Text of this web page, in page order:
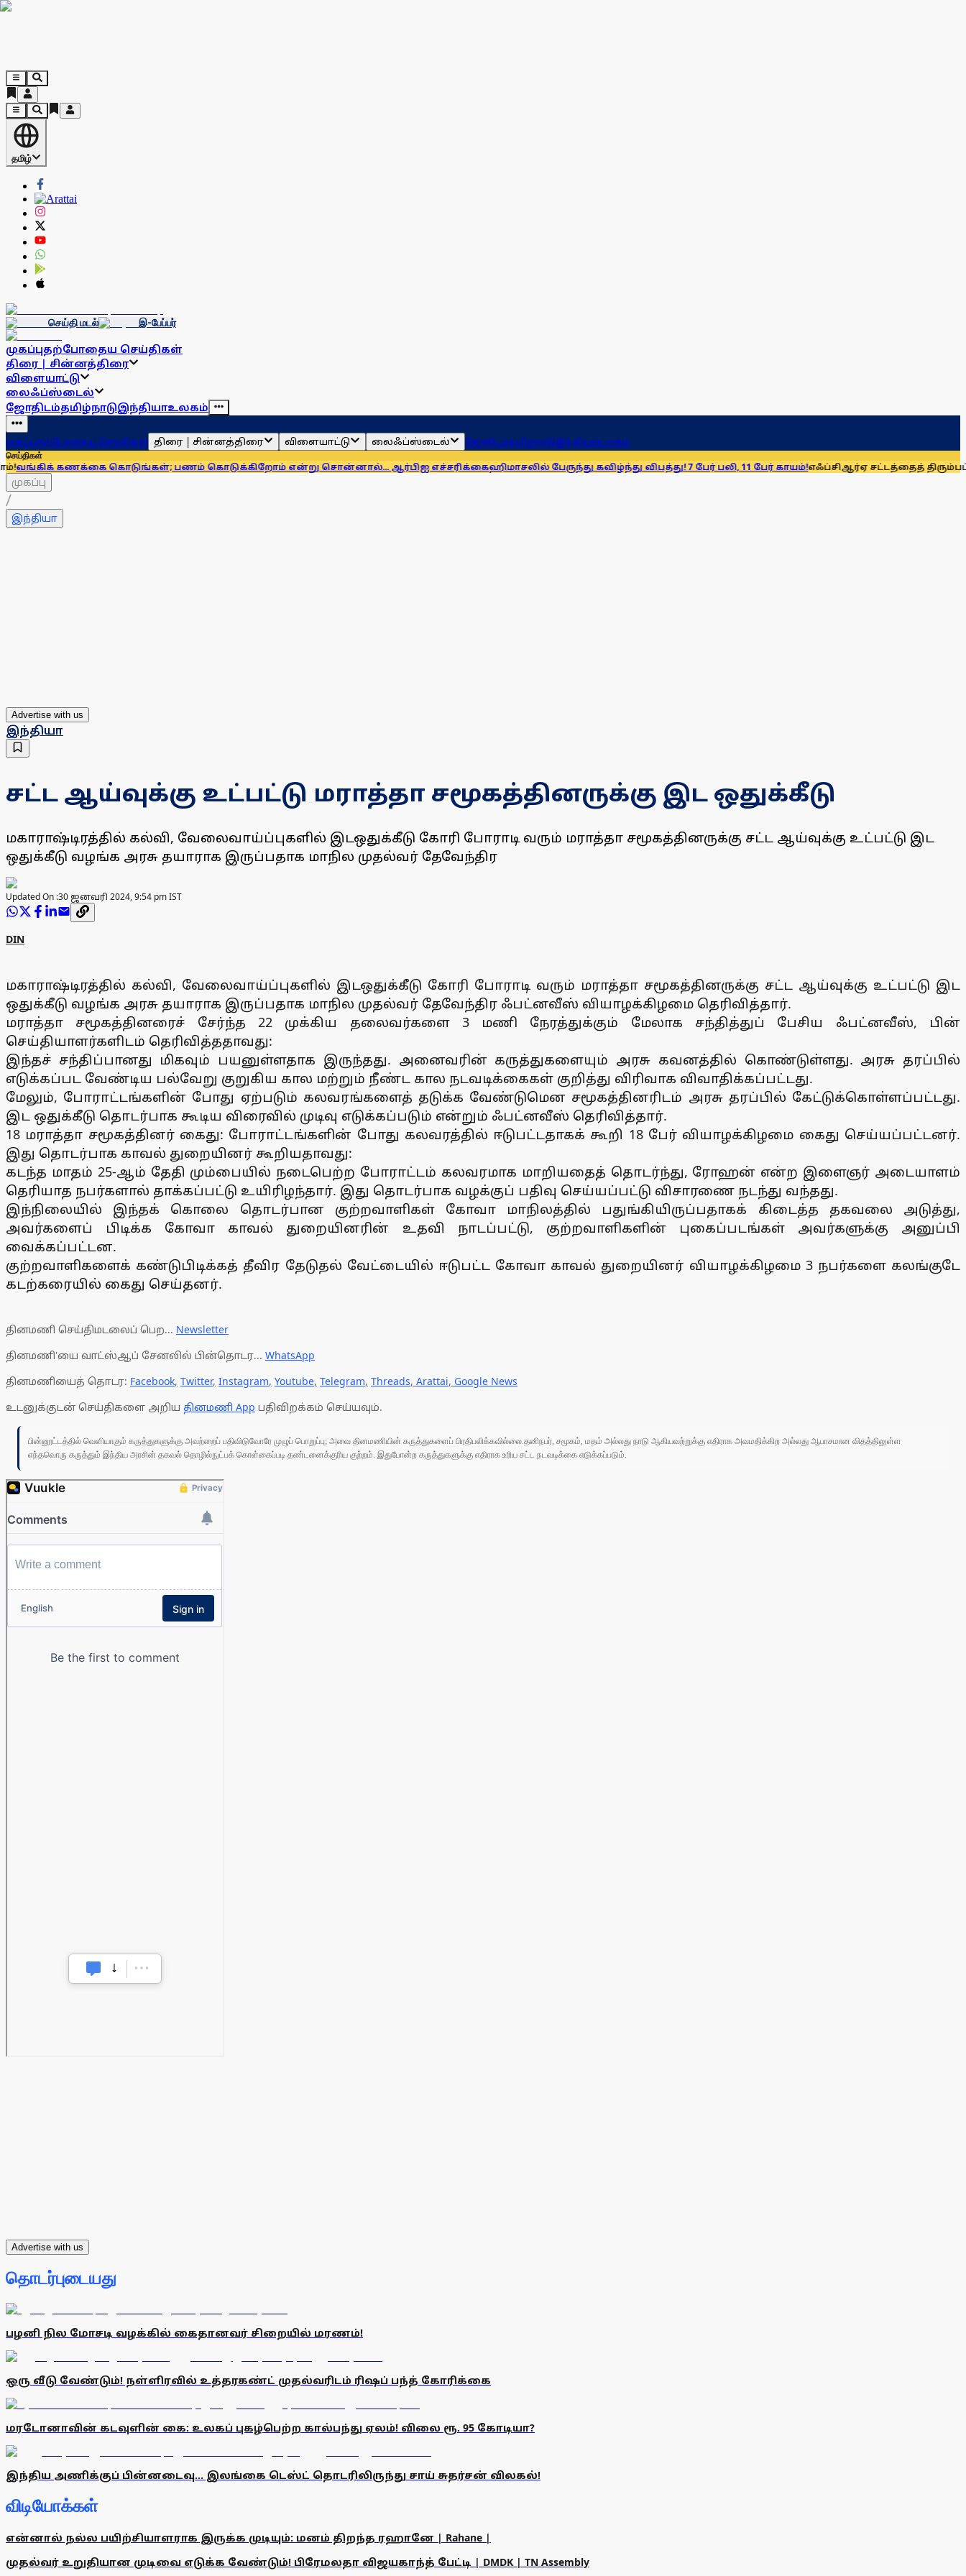
தமிழ்
செய்தி மடல் இ-பேப்பர்
முகப்புதற்போதைய செய்திகள்
திரை | சின்னத்திரை
விளையாட்டு
லைஃப்ஸ்டைல்
ஜோதிடம்தமிழ்நாடுஇந்தியாஉலகம்
முகப்புதற்போதைய செய்திகள் திரை | சின்னத்திரை விளையாட்டு லைஃப்ஸ்டைல் ஜோதிடம்தமிழ்நாடுஇந்தியாஉலகம்
செய்திகள்
கொடுங்கள்; பணம் கொடுக்கிறோம் என்று சொன்னால்... ஆர்பிஐ எச்சரிக்கைஹிமாசலில் பேருந்து கவிழ்ந்து விபத்து! 7 பேர் பலி, 11 பேர் காயம்!எஃப்சிஆர்ஏ சட்டத்தைத் திரும்பப் பெறுக:
முகப்பு
/
இந்தியா
Advertise with us
இந்தியா
சட்ட ஆய்வுக்கு உட்பட்டு மராத்தா சமூகத்தினருக்கு இட ஒதுக்கீடு
மகாராஷ்டிரத்தில் கல்வி, வேலைவாய்ப்புகளில் இடஒதுக்கீடு கோரி போராடி வரும் மராத்தா சமூகத்தினருக்கு சட்ட ஆய்வுக்கு உட்பட்டு இட
ஒதுக்கீடு வழங்க அரசு தயாராக இருப்பதாக மாநில முதல்வர் தேவேந்திர
Updated On :30 ஜனவரி 2024, 9:54 pm IST
DIN
மகாராஷ்டிரத்தில் கல்வி, வேலைவாய்ப்புகளில் இடஒதுக்கீடு கோரி போராடி வரும் மராத்தா சமூகத்தினருக்கு சட்ட ஆய்வுக்கு உட்பட்டு இட
ஒதுக்கீடு வழங்க அரசு தயாராக இருப்பதாக மாநில முதல்வர் தேவேந்திர ஃபட்னவீஸ் வியாழக்கிழமை தெரிவித்தார்.
மராத்தா சமூகத்தினரைச் சேர்ந்த 22 முக்கிய தலைவர்களை 3 மணி நேரத்துக்கும் மேலாக சந்தித்துப் பேசிய ஃபட்னவீஸ், பின்
செய்தியாளர்களிடம் தெரிவித்ததாவது:
இந்தச் சந்திப்பானது மிகவும் பயனுள்ளதாக இருந்தது. அனைவரின் கருத்துகளையும் அரசு கவனத்தில் கொண்டுள்ளது. அரசு தரப்பில்
எடுக்கப்பட வேண்டிய பல்வேறு குறுகிய கால மற்றும் நீண்ட கால நடவடிக்கைகள் குறித்து விரிவாக விவாதிக்கப்பட்டது.
மேலும், போராட்டங்களின் போது ஏற்படும் கலவரங்களைத் தடுக்க வேண்டுமென சமூகத்தினரிடம் அரசு தரப்பில் கேட்டுக்கொள்ளப்பட்டது.
இட ஒதுக்கீடு தொடர்பாக கூடிய விரைவில் முடிவு எடுக்கப்படும் என்றும் ஃபட்னவீஸ் தெரிவித்தார்.
18 மராத்தா சமூகத்தினர் கைது: போராட்டங்களின் போது கலவரத்தில் ஈடுபட்டதாகக் கூறி 18 பேர் வியாழக்கிழமை கைது செய்யப்பட்டனர்.
இது தொடர்பாக காவல் துறையினர் கூறியதாவது:
கடந்த மாதம் 25-ஆம் தேதி மும்பையில் நடைபெற்ற போராட்டம் கலவரமாக மாறியதைத் தொடர்ந்து, ரோஹன் என்ற இளைஞர் அடையாளம்
தெரியாத நபர்களால் தாக்கப்பட்டு உயிரிழந்தார். இது தொடர்பாக வழக்குப் பதிவு செய்யப்பட்டு விசாரணை நடந்து வந்தது.
இந்நிலையில் இந்தக் கொலை தொடர்பான குற்றவாளிகள் கோவா மாநிலத்தில் பதுங்கியிருப்பதாகக் கிடைத்த தகவலை அடுத்து,
அவர்களைப் பிடிக்க கோவா காவல் துறையினரின் உதவி நாடப்பட்டு, குற்றவாளிகளின் புகைப்படங்கள் அவர்களுக்கு அனுப்பி
வைக்கப்பட்டன.
குற்றவாளிகளைக் கண்டுபிடிக்கத் தீவிர தேடுதல் வேட்டையில் ஈடுபட்ட கோவா காவல் துறையினர் வியாழக்கிழமை 3 நபர்களை கலங்குடே
கடற்கரையில் கைது செய்தனர்.
தினமணி செய்திமடலைப் பெற... Newsletter
தினமணி'யை வாட்ஸ்ஆப் சேனலில் பின்தொடர... WhatsApp
தினமணியைத் தொடர: Facebook, Twitter, Instagram, Youtube, Telegram, Threads, Arattai, Google News
உடனுக்குடன் செய்திகளை அறிய தினமணி App பதிவிறக்கம் செய்யவும்.
பின்னூட்டத்தில் வெளியாகும் கருத்துகளுக்கு அவற்றைப் பதிவிடுவோரே முழுப் பொறுப்பு; அவை தினமணியின் கருத்துகளைப் பிரதிபலிக்கவில்லை.தனிநபர், சமூகம், மதம் அல்லது நாடு ஆகியவற்றுக்கு எதிராக அவமதிக்கிற அல்லது ஆபாசமான விதத்திலுள்ள
எந்தவொரு கருத்தும் இந்திய அரசின் தகவல் தொழில்நுட்பக் கொள்கைப்படி தண்டனைக்குரிய குற்றம். இதுபோன்ற கருத்துகளுக்கு எதிராக உரிய சட்ட நடவடிக்கை எடுக்கப்படும்.
Advertise with us
தொடர்புடையது
பழனி நில மோசடி வழக்கில் கைதானவர் சிறையில் மரணம்!
ஒரு வீடு வேண்டும்! நள்ளிரவில் உத்தரகண்ட் முதல்வரிடம் ரிஷப் பந்த் கோரிக்கை
மரடோனாவின் கடவுளின் கை: உலகப் புகழ்பெற்ற கால்பந்து ஏலம்! விலை ரூ. 95 கோடியா?
இந்திய அணிக்குப் பின்னடைவு... இலங்கை டெஸ்ட் தொடரிலிருந்து சாய் சுதர்சன் விலகல்!
விடியோக்கள்
என்னால் நல்ல பயிற்சியாளராக இருக்க முடியும்: மனம் திறந்த ரஹானே | Rahane |
முதல்வர் உறுதியான முடிவை எடுக்க வேண்டும்! பிரேமலதா விஜயகாந்த் பேட்டி | DMDK | TN Assembly